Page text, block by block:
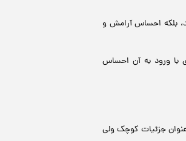
بلکه احساس آرامش و
با ورود به آن احساس
جزئیات کوچک ولی